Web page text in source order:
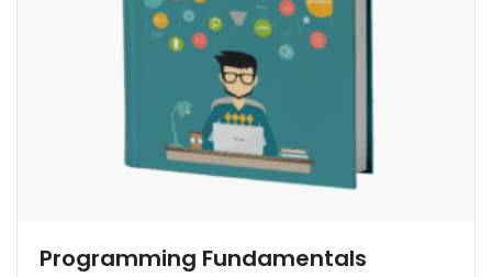
Programming Fundamentals